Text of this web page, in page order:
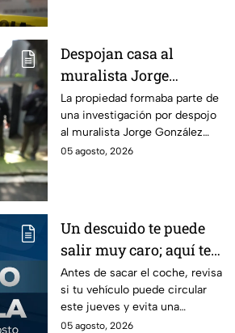
Despojan casa al
muralista Jorge
González Camarena en
la Del Valle y la
recupera| FOTOS
La propiedad formaba parte de
una investigación por despojo
al muralista Jorge González
Camarena por un predio en la
05 agosto, 2026
Un descuido te puede
salir muy caro; aquí te
contamos cómo queda
el Hoy No Circula para
este jueves
Antes de sacar el coche, revisa
si tu vehículo puede circular
este jueves y evita una
sanción que puede afectar tu
05 agosto, 2026